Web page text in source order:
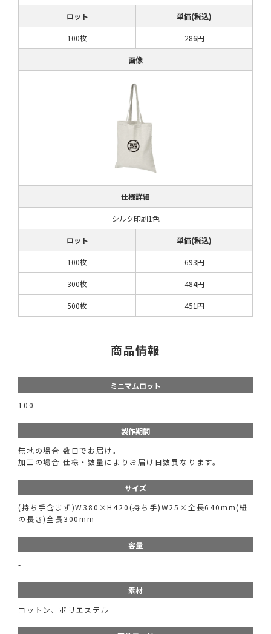
ロット 単価(税込)
100枚 286円
画像
仕様詳細
シルク印刷1色
ロット 単価(税込)
100枚 693円
300枚 484円
500枚 451円
商品情報
ミニマムロット
100
製作期間
無地の場合 数日でお届け。
加工の場合 仕様・数量によりお届け日数異なります。
サイズ
(持ち手含まず)W380×H420(持ち手)W25×全長640mm(紐
の長さ)全長300mm
容量
-
素材
コットン、ポリエステル